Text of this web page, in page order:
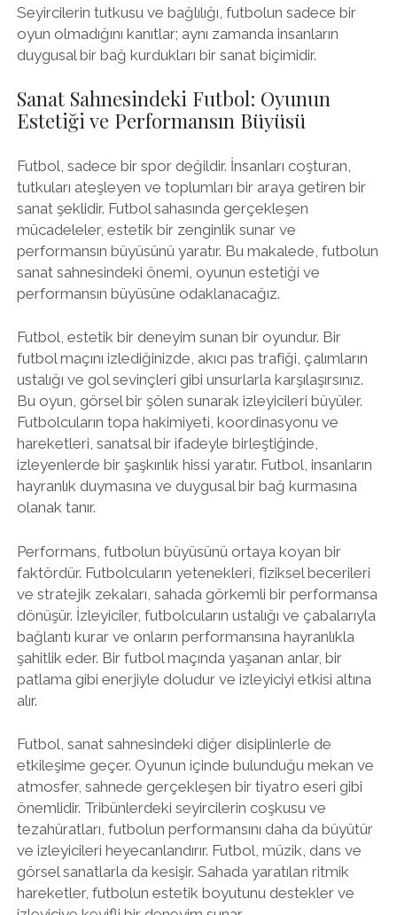
Seyircilerin tutkusu ve bağlılığı, futbolun sadece bir
oyun olmadığını kanıtlar; aynı zamanda insanların
duygusal bir bağ kurdukları bir sanat biçimidir.
Sanat Sahnesindeki Futbol: Oyunun
Estetiği ve Performansın Büyüsü
Futbol, sadece bir spor değildir. İnsanları coşturan,
tutkuları ateşleyen ve toplumları bir araya getiren bir
sanat şeklidir. Futbol sahasında gerçekleşen
mücadeleler, estetik bir zenginlik sunar ve
performansın büyüsünü yaratır. Bu makalede, futbolun
sanat sahnesindeki önemi, oyunun estetiği ve
performansın büyüsüne odaklanacağız.
Futbol, estetik bir deneyim sunan bir oyundur. Bir
futbol maçını izlediğinizde, akıcı pas trafiği, çalımların
ustalığı ve gol sevinçleri gibi unsurlarla karşılaşırsınız.
Bu oyun, görsel bir şölen sunarak izleyicileri büyüler.
Futbolcuların topa hakimiyeti, koordinasyonu ve
hareketleri, sanatsal bir ifadeyle birleştiğinde,
izleyenlerde bir şaşkınlık hissi yaratır. Futbol, insanların
hayranlık duymasına ve duygusal bir bağ kurmasına
olanak tanır.
Performans, futbolun büyüsünü ortaya koyan bir
faktördür. Futbolcuların yetenekleri, fiziksel becerileri
ve stratejik zekaları, sahada görkemli bir performansa
dönüşür. İzleyiciler, futbolcuların ustalığı ve çabalarıyla
bağlantı kurar ve onların performansına hayranlıkla
şahitlik eder. Bir futbol maçında yaşanan anlar, bir
patlama gibi enerjiyle doludur ve izleyiciyi etkisi altına
alır.
Futbol, sanat sahnesindeki diğer disiplinlerle de
etkileşime geçer. Oyunun içinde bulunduğu mekan ve
atmosfer, sahnede gerçekleşen bir tiyatro eseri gibi
önemlidir. Tribünlerdeki seyircilerin coşkusu ve
tezahüratları, futbolun performansını daha da büyütür
ve izleyicileri heyecanlandırır. Futbol, müzik, dans ve
görsel sanatlarla da kesişir. Sahada yaratılan ritmik
hareketler, futbolun estetik boyutunu destekler ve